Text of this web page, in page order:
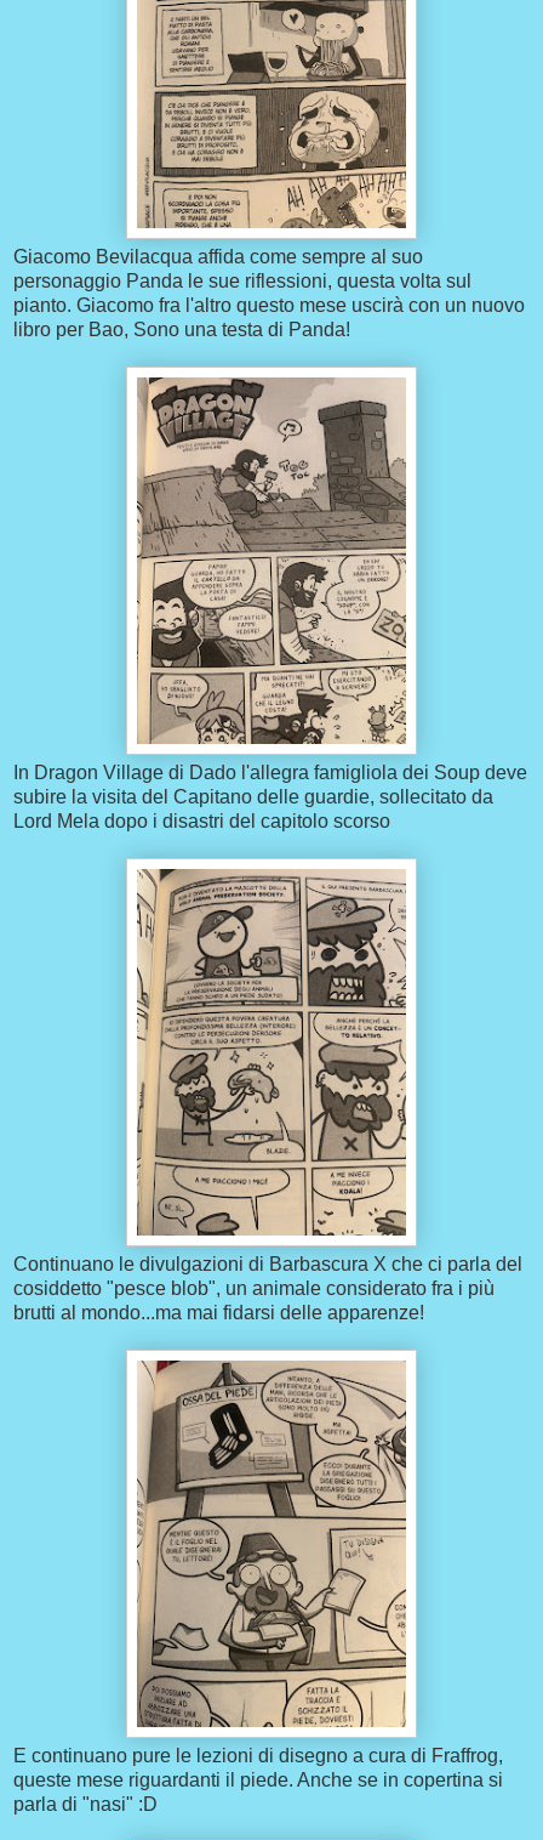
Giacomo Bevilacqua affida come sempre al suo
personaggio Panda le sue riflessioni, questa volta sul
pianto. Giacomo fra l'altro questo mese uscirà con un nuovo
libro per Bao, Sono una testa di Panda!
In Dragon Village di Dado l'allegra famigliola dei Soup deve
subire la visita del Capitano delle guardie, sollecitato da
Lord Mela dopo i disastri del capitolo scorso
Continuano le divulgazioni di Barbascura X che ci parla del
cosiddetto "pesce blob", un animale considerato fra i più
brutti al mondo...ma mai fidarsi delle apparenze!
E continuano pure le lezioni di disegno a cura di Fraffrog,
queste mese riguardanti il piede. Anche se in copertina si
parla di "nasi" :D